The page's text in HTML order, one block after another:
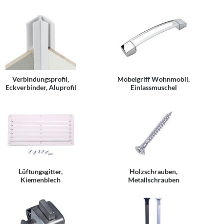
Verbindungsprofil,
Eckverbinder, Aluprofil
Möbelgriff Wohnmobil,
Einlassmuschel
Lüftungsgitter,
Kiemenblech
Holzschrauben,
Metallschrauben